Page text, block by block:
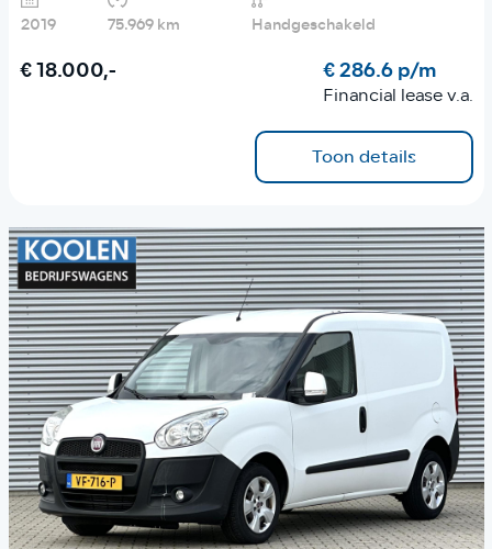
2019 75.969 km Handgeschakeld
€ 18.000,- € 286.6 p/m
Financial lease v.a.
Toon details